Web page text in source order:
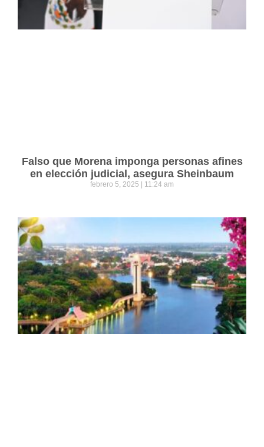
Falso que Morena imponga personas afines
en elección judicial, asegura Sheinbaum
febrero 5, 2025 11:24 am